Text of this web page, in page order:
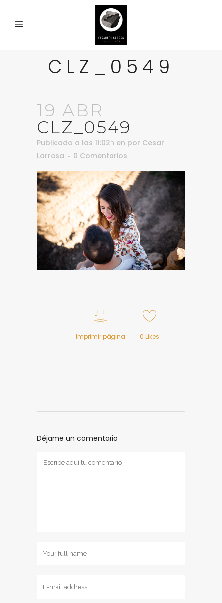
CLZ_0549
19 ABR
CLZ_0549
Publicado a las 11:02h en por Cesar
Larrosa
0 Comentarios
Imprimir página 0 Likes
Déjame un comentario